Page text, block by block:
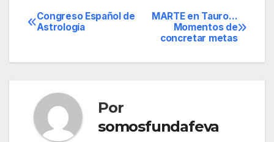
Navegación
MARTE en Tauro…
Momentos de
concretar metas
Congreso Español de
Astrología
Por
somosfundafeva